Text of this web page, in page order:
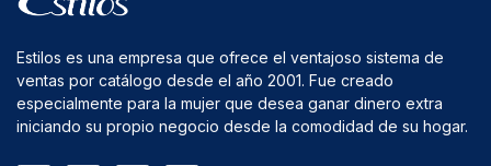
Estilos es una empresa que ofrece el ventajoso sistema de
ventas por catálogo desde el año 2001. Fue creado
especialmente para la mujer que desea ganar dinero extra
iniciando su propio negocio desde la comodidad de su hogar.